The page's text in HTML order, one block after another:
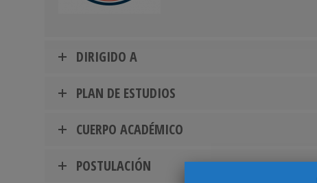
DIRIGIDO A
PLAN DE ESTUDIOS
CUERPO ACADÉMICO
POSTULACIÓN